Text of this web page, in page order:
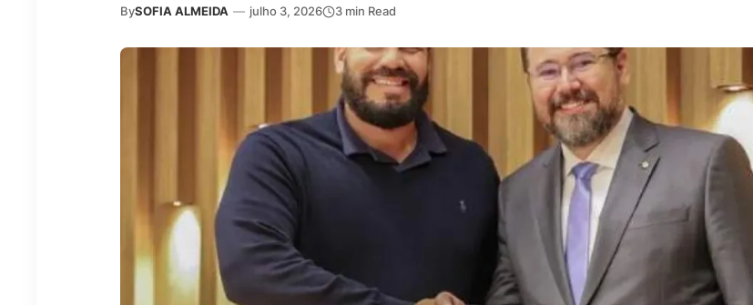
BySOFIA ALMEIDA — julho 3, 2026 3 min Read